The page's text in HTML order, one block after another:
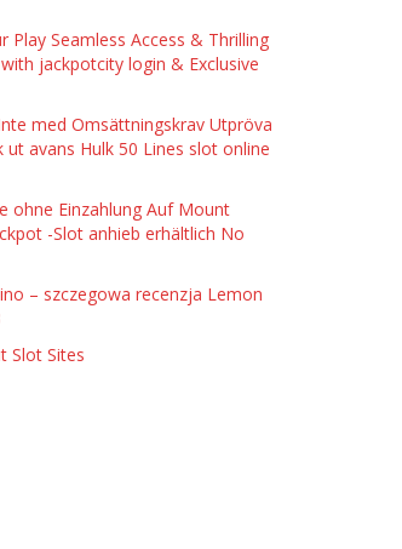
JANUARY 3, 2014
JANUARY 16, 2014
Play Seamless Access & Thrilling
jackpotcity login & Exclusive
med Omsättningskrav Utpröva
ut avans Hulk 50 Lines slot online
ohne Einzahlung Auf Mount
-Slot anhieb erhältlich No
– szczegowa recenzja Lemon
Slot Sites